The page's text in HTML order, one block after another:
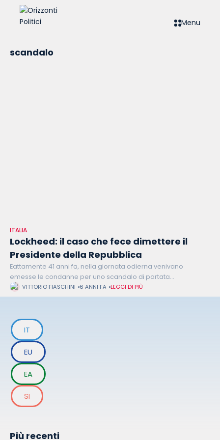
Menu
scandalo
ITALIA
Lockheed: il caso che fece dimettere il
Presidente della Repubblica
Eattamente 41 anni fa, nella giornata odierna venivano
emesse le condanne per uno scandalo di portata
internazionale che vide coinvolto anche il nostro Paese. Il caso
“Lockheed” portó persino alle
VITTORIO FIASCHINI 6 ANNI FA LEGGI DI PIÙ
IT
EU
EA
SI
Più recenti